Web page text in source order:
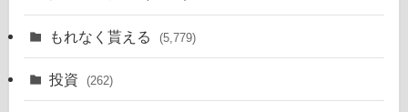
もれなく貰える (5,779)
投資 (262)